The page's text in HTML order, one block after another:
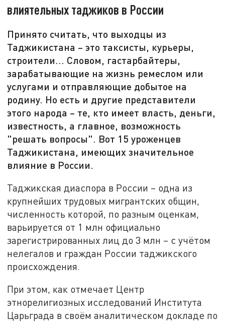
влиятельных таджиков в России
Принято считать, что выходцы из
Таджикистана – это таксисты, курьеры,
строители... Словом, гастарбайтеры,
зарабатывающие на жизнь ремеслом или
услугами и отправляющие добытое на
родину. Но есть и другие представители
этого народа – те, кто имеет власть, деньги,
известность, а главное, возможность
"решать вопросы". Вот 15 уроженцев
Таджикистана, имеющих значительное
влияние в России.
Таджикская диаспора в России – одна из
крупнейших трудовых мигрантских общин,
численность которой, по разным оценкам,
варьируется от 1 млн официально
зарегистрированных лиц до 3 млн – с учётом
нелегалов и граждан России таджикского
происхождения.
При этом, как отмечает Центр
этнорелигиозных исследований Института
Царьграда в своём аналитическом докладе по